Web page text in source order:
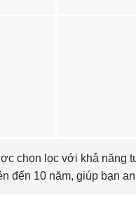
chọn lọc với khả năng
đến 10 năm, giúp bạn